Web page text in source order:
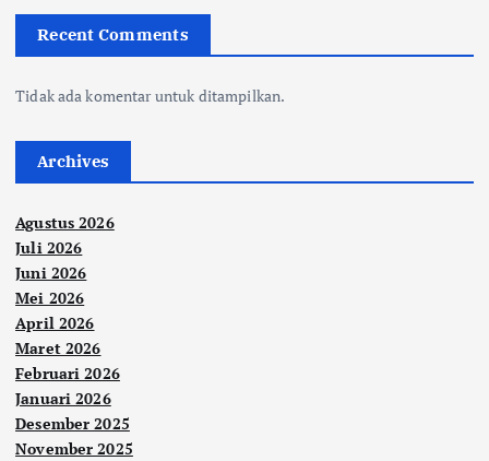
Recent Comments
Tidak ada komentar untuk ditampilkan.
Archives
Agustus 2026
Juli 2026
Juni 2026
Mei 2026
April 2026
Maret 2026
Februari 2026
Januari 2026
Desember 2025
November 2025